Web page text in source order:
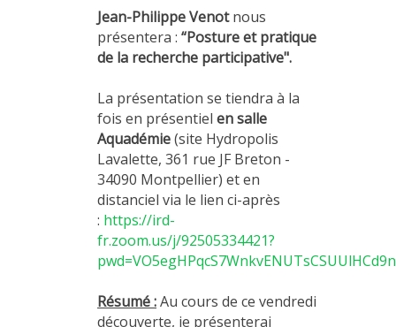
NOTES THÉMATIQUES
NOS TRAVAUX EN VIDÉO
Jean-Philippe Venotnous
présentera : “Posture et pratique
de la recherche participative".
La présentation se tiendra à la
fois en présentiel en salle
Aquadémie(site Hydropolis
Lavalette, 361 rue JF Breton -
34090 Montpellier) et en
distanciel via le lien ci-après
: https://ird-
fr.zoom.us/j/92505334421?
Résumé :Au cours de ce vendredi
découverte, je présenterai